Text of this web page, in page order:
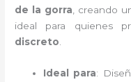
de la gorra , creando
ideal para quienes
discreto
Ideal para: